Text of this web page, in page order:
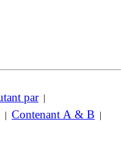
par|
| Contenant A & B |